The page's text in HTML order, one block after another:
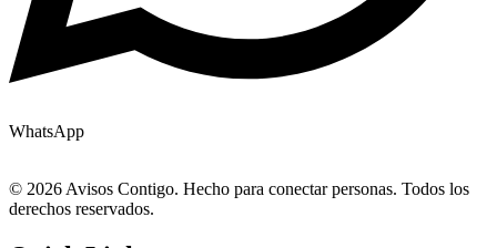
WhatsApp
© 2026 Avisos Contigo. Hecho para conectar personas. Todos los
derechos reservados.